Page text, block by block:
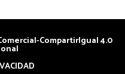
CompartirIgual 4.0